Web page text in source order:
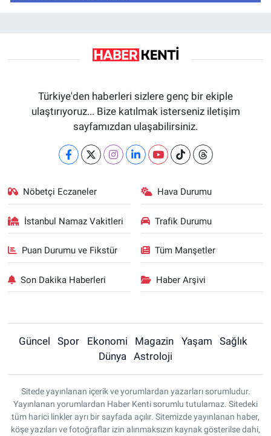
Türkiye'den haberleri sizlere genç bir ekiple
ulaştırıyoruz... Bize katılmak isterseniz iletişim
sayfamızdan ulaşabilirsiniz.
Nöbetçi Eczaneler Hava Durumu
İstanbul Namaz Vakitleri Trafik Durumu
Puan Durumu ve Fikstür Tüm Manşetler
Son Dakika Haberleri Haber Arşivi
Güncel Spor Ekonomi Magazin Yaşam
Sağlık
Dünya
Astroloji
Sitede yayınlanan içerik ve yorumlardan yazarları sorumludur.
Yayınlanan yorumlardan Haber Kenti sorumlu tutulamaz. Sitedeki
tüm harici linkler ayrı bir sayfada açılır. Sitemizde yayınlanan haber,
köşe yazıları ve fotoğraflar izin alınmaksızın kaynak gösterilse dahi,